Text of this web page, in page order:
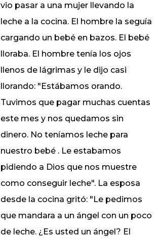
vio pasar a una mujer llevando la
leche a la cocina. El hombre la seguía
cargando un bebé en bazos. El bebé
lloraba. El hombre tenía los ojos
llenos de lágrimas y le dijo casi
llorando: "Estábamos orando.
Tuvimos que pagar muchas cuentas
este mes y nos quedamos sin
dinero. No teníamos leche para
nuestro bebé . Le estabamos
pidiendo a Dios que nos muestre
como conseguir leche". La esposa
desde la cocina gritó: "Le pedimos
que mandara a un ángel con un poco
de leche. ¿Es usted un ángel? El